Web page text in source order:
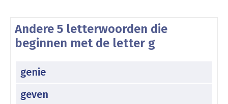
Andere 5 letterwoorden die
beginnen met de letter g
genie
geven